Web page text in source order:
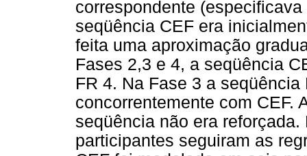
correspondente
seqüência CEF era
feita uma aproximação
Fases 2,3 e 4, a seqüência
FR 4. Na Fase 3 a
concorrentemente com CEF.
seqüência não era
participantes seguiram as